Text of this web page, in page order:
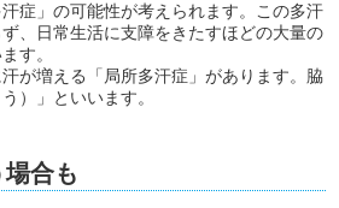
症」の可能性が考えられます。この多汗
、日常生活に支障をきたすほどの大量の
す。
が増える「局所多汗症」があります。脇
）」といいます。
合も